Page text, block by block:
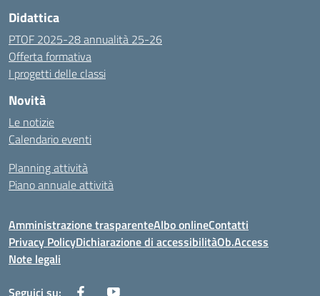
Didattica
PTOF 2025-28 annualità 25-26
Offerta formativa
I progetti delle classi
Novità
Le notizie
Calendario eventi
Planning attività
Piano annuale attività
Amministrazione trasparenteAlbo onlineContatti
Privacy PolicyDichiarazione di accessibilitàOb.Access
Note legali
Seguici su: